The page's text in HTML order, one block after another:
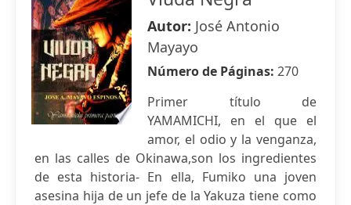
Autor: José Antonio
Mayayo
Número de Páginas: 270
Primer título de
YAMAMICHI, en el que el
amor, el odio y la venganza,
en las calles de Okinawa,son los ingredientes
de esta historia- En ella, Fumiko una joven
asesina hija de un jefe de la Yakuza tiene como